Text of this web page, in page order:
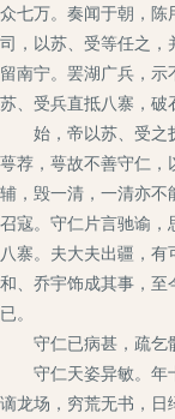
众七万。奏闻于朝，
司，以苏、受等任之
留南宁。罢湖广兵，
苏、受兵直抵八寨，破
始，帝以苏、受之抚
萼荐，萼故不善守仁
辅，毁一清，一清亦不
召寇。守仁片言驰谕
八寨。夫大夫出疆，
和、乔宇饰成其事，至
已。
守仁已病甚，疏乞骸
守仁天姿异敏。年十
谪龙场，穷荒无书，日